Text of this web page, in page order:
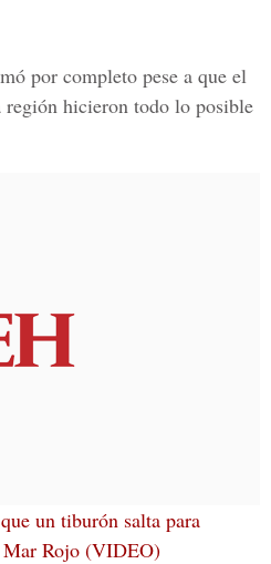
por completo pese a que el
región hicieron todo lo posible
un tiburón salta para
Mar Rojo (VIDEO)